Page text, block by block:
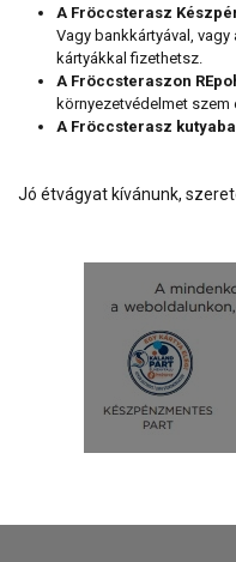
A Fröccsterasz
Vagy bankkártyával, vagy
kártyákkal fizethetsz.
A Fröccsteraszon
környezetvédelmet szem
A Fröccsterasz
Jó étvágyat kívánunk,